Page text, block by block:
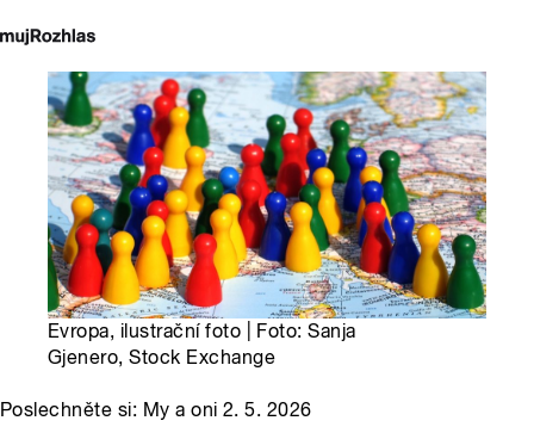
Evropa, ilustrační foto | Foto: Sanja
Gjenero, Stock Exchange
Poslechněte si: My a oni 2. 5. 2026